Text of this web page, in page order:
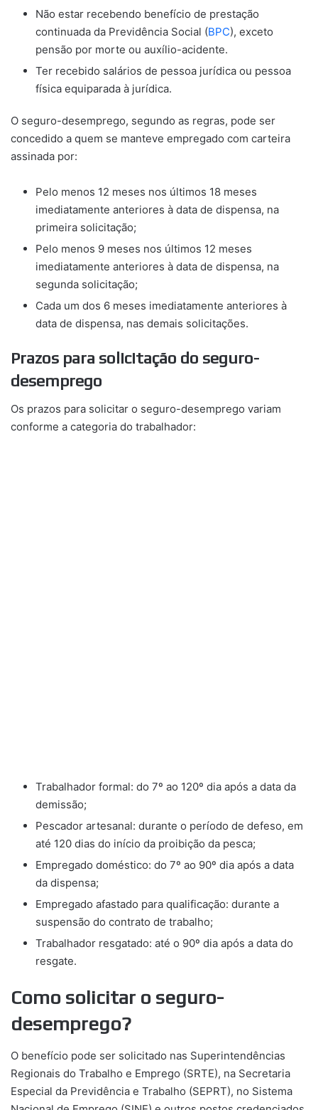
Não estar recebendo benefício de prestação
continuada da Previdência Social (BPC), exceto
pensão por morte ou auxílio-acidente.
Ter recebido salários de pessoa jurídica ou pessoa
física equiparada à jurídica.
O seguro-desemprego, segundo as regras, pode ser
concedido a quem se manteve empregado com carteira
assinada por:
Pelo menos 12 meses nos últimos 18 meses
imediatamente anteriores à data de dispensa, na
primeira solicitação;
Pelo menos 9 meses nos últimos 12 meses
imediatamente anteriores à data de dispensa, na
segunda solicitação;
Cada um dos 6 meses imediatamente anteriores à
data de dispensa, nas demais solicitações.
Prazos para solicitação do seguro-
desemprego
Os prazos para solicitar o seguro-desemprego variam
conforme a categoria do trabalhador:
Trabalhador formal: do 7º ao 120º dia após a data da
demissão;
Pescador artesanal: durante o período de defeso, em
até 120 dias do início da proibição da pesca;
Empregado doméstico: do 7º ao 90º dia após a data
da dispensa;
Empregado afastado para qualificação: durante a
suspensão do contrato de trabalho;
Trabalhador resgatado: até o 90º dia após a data do
resgate.
Como solicitar o seguro-
desemprego?
O benefício pode ser solicitado nas Superintendências
Regionais do Trabalho e Emprego (SRTE), na Secretaria
Especial da Previdência e Trabalho (SEPRT), no Sistema